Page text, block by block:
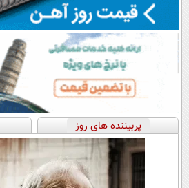
پربیننده های روز